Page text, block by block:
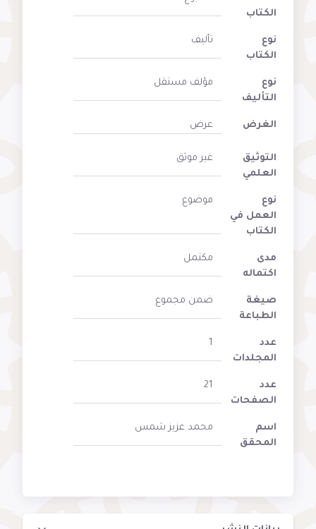
الكتاب
نوع
الكتاب
تأليف
نوع
التأليف
مؤلف مستقل
الغرض عرض
التوثيق
العلمي
غير موثق
نوع
العمل في
الكتاب
موضوع
مدى
اكتماله
مكتمل
صيغة
الطباعة
ضمن مجموع
عدد
المجلدات
1
عدد
الصفحات
21
اسم
المحقق
محمد عزيز شمس